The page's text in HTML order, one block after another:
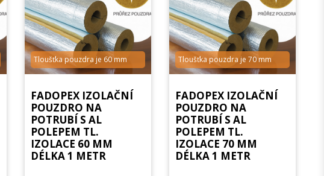
Tloušťka pouzdra je 60 mm
FADOPEX IZOLAČNÍ
POUZDRO NA
POTRUBÍ S AL
POLEPEM TL.
IZOLACE 60 MM
DÉLKA 1 METR
Tloušťka pouzdra je 70 mm
FADOPEX IZOLAČNÍ
POUZDRO NA
POTRUBÍ S AL
POLEPEM TL.
IZOLACE 70 MM
DÉLKA 1 METR